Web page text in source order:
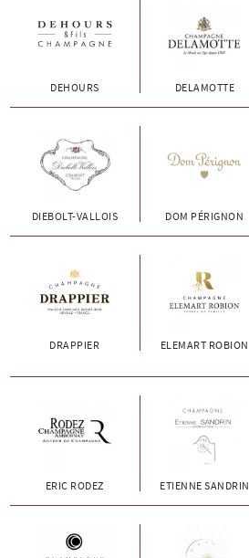
DEHOURS DELAMOTTE
DIEBOLT-VALLOIS DOM PÉRIGNON
DRAPPIER ELEMART ROBION
ERIC RODEZ ETIENNE SANDRIN